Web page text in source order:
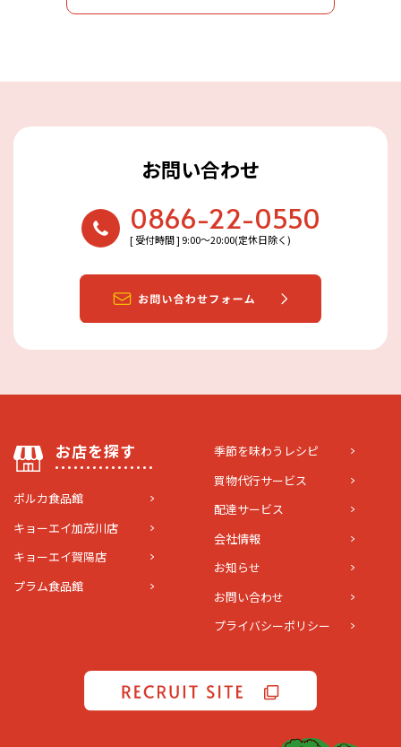
お問い合わせ
0866-22-0550
[ 受付時間 ] 9:00〜20:00(定休日除く)
お店を探す
ポルカ食品館
キョーエイ加茂川店
キョーエイ賀陽店
プラム食品館
季節を味わうレシピ
買物代行サービス
配達サービス
会社情報
お知らせ
お問い合わせ
プライバシーポリシー